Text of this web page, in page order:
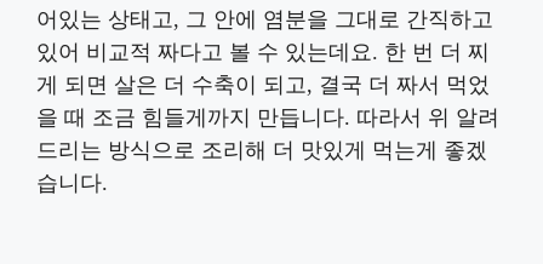
어있는 상태고, 그 안에 염분을 그대로 간직하고
있어 비교적 짜다고 볼 수 있는데요. 한 번 더 찌
게 되면 살은 더 수축이 되고, 결국 더 짜서 먹었
을 때 조금 힘들게까지 만듭니다. 따라서 위 알려
드리는 방식으로 조리해 더 맛있게 먹는게 좋겠
습니다.